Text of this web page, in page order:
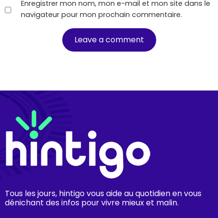
Enregistrer mon nom, mon e-mail et mon site dans le
navigateur pour mon prochain commentaire.
Tous les jours, hintigo vous aide au quotidien en vous
dénichant des infos pour vivre mieux et malin.